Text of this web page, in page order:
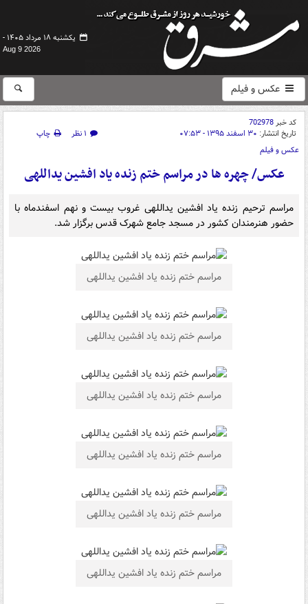
یکشنبه ۱۸ مرداد ۱۴۰۵ -
Aug 9 2026
عکس و فیلم
کد خبر702978
تاریخ انتشار: ۳۰ اسفند ۱۳۹۵ - ۰۷:۵۳ ۱ نظر
چاپ
عکس و فیلم
عکس/ چهره ها در مراسم ختم زنده یاد افشین یداللهی
مراسم ترحیم زنده یاد افشین یداللهی غروب بیست و نهم اسفندماه با
حضور هنرمندان کشور در مسجد جامع شهرک قدس برگزار شد.
مراسم ختم زنده ياد افشین یداللهی
مراسم ختم زنده ياد افشین یداللهی
مراسم ختم زنده ياد افشین یداللهی
مراسم ختم زنده ياد افشین یداللهی
مراسم ختم زنده ياد افشین یداللهی
مراسم ختم زنده ياد افشین یداللهی